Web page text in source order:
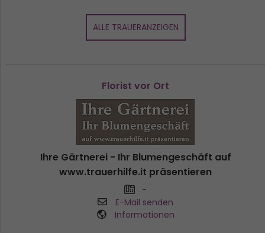
ALLE TRAUERANZEIGEN
Florist vor Ort
Ihre Gärtnerei - Ihr Blumengeschäft auf
www.trauerhilfe.it präsentieren
-
E-Mail senden
Informationen